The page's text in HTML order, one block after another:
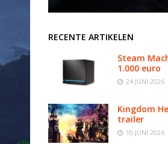
RECENTE ARTIKELEN
Steam
1.000 euro
24 JUNI 2026
Kingdom
trailer
10 JUNI 2026